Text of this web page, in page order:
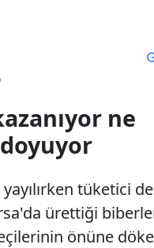
ne
tüketici de
ürettiği
önüne